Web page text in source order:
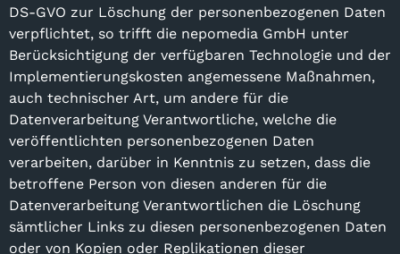
DS-GVO zur Löschung der personenbezogenen Daten
verpflichtet, so trifft die nepomedia GmbH unter
Berücksichtigung der verfügbaren Technologie und der
Implementierungskosten angemessene Maßnahmen,
auch technischer Art, um andere für die
Datenverarbeitung Verantwortliche, welche die
veröffentlichten personenbezogenen Daten
verarbeiten, darüber in Kenntnis zu setzen, dass die
betroffene Person von diesen anderen für die
Datenverarbeitung Verantwortlichen die Löschung
sämtlicher Links zu diesen personenbezogenen Daten
oder von Kopien oder Replikationen dieser